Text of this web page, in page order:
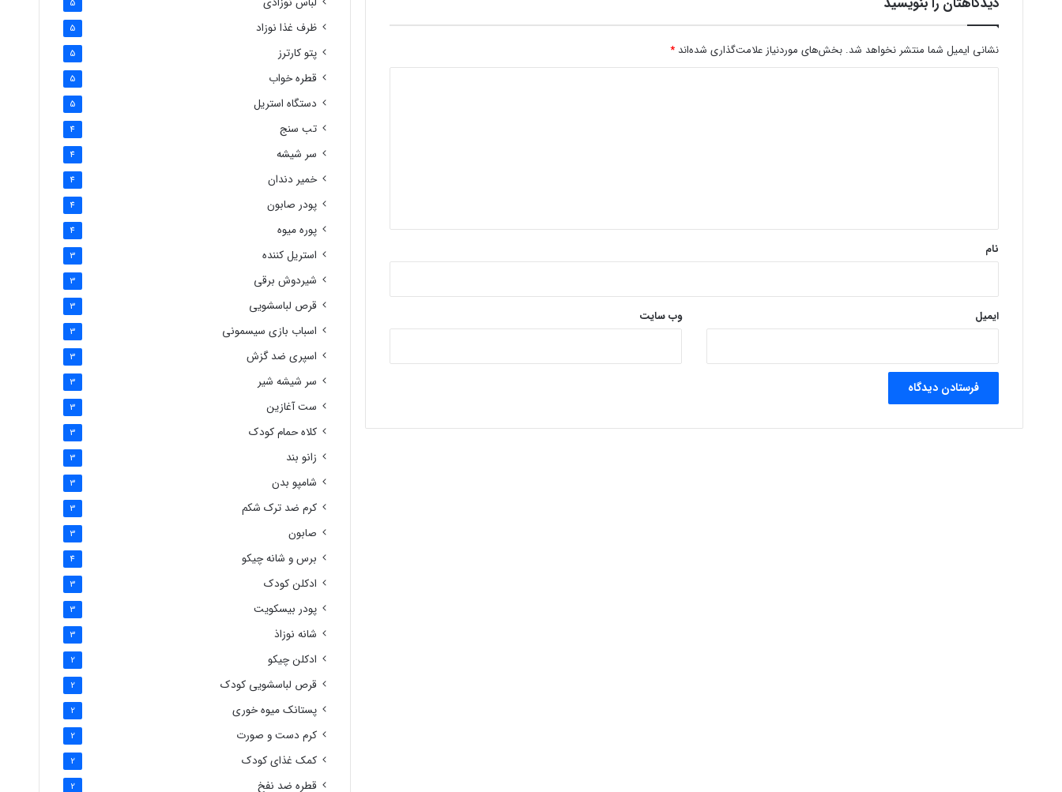
نشانی ایمیل شما منتشر نخواهد شد. بخش‌های موردنیاز علامت‌گذاری شده‌اند *
نام
ایمیل وب‌ سایت
5
ظرف غذا نوزاد 5
پتو کارترز 5
قطره خواب 5
دستگاه استریل 5
تب سنج 4
سر شیشه 4
خمیر دندان 4
پودر صابون 4
پوره میوه 4
استریل کننده 3
شیردوش برقی 3
قرص لباسشویی 3
اسباب بازی سیسمونی 3
اسپری ضد گزش 3
سر شیشه شیر 3
ست آغازین 3
کلاه حمام کودک 3
زانو بند 3
شامپو بدن 3
کرم ضد ترک شکم 3
صابون 3
برس و شانه چیکو 4
ادکلن کودک 3
پودر بیسکویت 3
شانه نوزاذ 3
ادکلن چیکو 2
قرص لباسشویی کودک 2
پستانک میوه خوری 2
کرم دست و صورت 2
کمک غذای کودک 2
قطره ضد نفخ 2